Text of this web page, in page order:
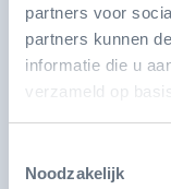
partners voor
partners kunnen
informatie die u
verzameld op
Noodzakelijk